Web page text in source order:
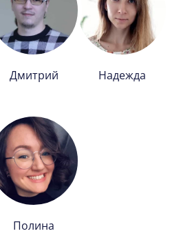
Дмитрий Надежда
Полина